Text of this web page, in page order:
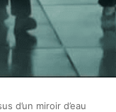
d’un miroir d’eau